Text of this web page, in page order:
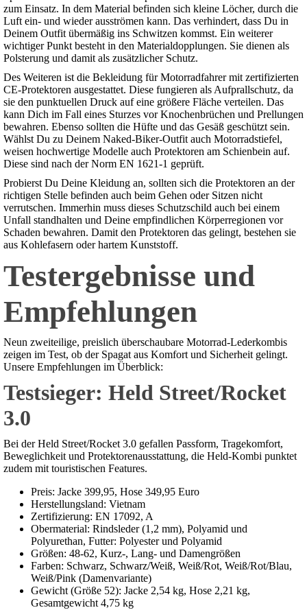
zum Einsatz. In dem Material befinden sich kleine Löcher, durch die
Luft ein- und wieder ausströmen kann. Das verhindert, dass Du in
Deinem Outfit übermäßig ins Schwitzen kommst. Ein weiterer
wichtiger Punkt besteht in den Materialdopplungen. Sie dienen als
Polsterung und damit als zusätzlicher Schutz.
Des Weiteren ist die Bekleidung für Motorradfahrer mit zertifizierten
CE-Protektoren ausgestattet. Diese fungieren als Aufprallschutz, da
sie den punktuellen Druck auf eine größere Fläche verteilen. Das
kann Dich im Fall eines Sturzes vor Knochenbrüchen und Prellungen
bewahren. Ebenso sollten die Hüfte und das Gesäß geschützt sein.
Wählst Du zu Deinem Naked-Biker-Outfit auch Motorradstiefel,
weisen hochwertige Modelle auch Protektoren am Schienbein auf.
Diese sind nach der Norm EN 1621-1 geprüft.
Probierst Du Deine Kleidung an, sollten sich die Protektoren an der
richtigen Stelle befinden auch beim Gehen oder Sitzen nicht
verrutschen. Immerhin muss dieses Schutzschild auch bei einem
Unfall standhalten und Deine empfindlichen Körperregionen vor
Schaden bewahren. Damit den Protektoren das gelingt, bestehen sie
aus Kohlefasern oder hartem Kunststoff.
Testergebnisse und
Empfehlungen
Neun zweiteilige, preislich überschaubare Motorrad-Lederkombis
zeigen im Test, ob der Spagat aus Komfort und Sicherheit gelingt.
Unsere Empfehlungen im Überblick:
Testsieger: Held Street/Rocket
3.0
Bei der Held Street/Rocket 3.0 gefallen Passform, Tragekomfort,
Beweglichkeit und Protektorenausstattung, die Held-Kombi punktet
zudem mit touristischen Features.
Preis: Jacke 399,95, Hose 349,95 Euro
Herstellungsland: Vietnam
Zertifizierung: EN 17092, A
Obermaterial: Rindsleder (1,2 mm), Polyamid und
Polyurethan, Futter: Polyester und Polyamid
Größen: 48-62, Kurz-, Lang- und Damengrößen
Farben: Schwarz, Schwarz/Weiß, Weiß/Rot, Weiß/Rot/Blau,
Weiß/Pink (Damenvariante)
Gewicht (Größe 52): Jacke 2,54 kg, Hose 2,21 kg,
Gesamtgewicht 4,75 kg